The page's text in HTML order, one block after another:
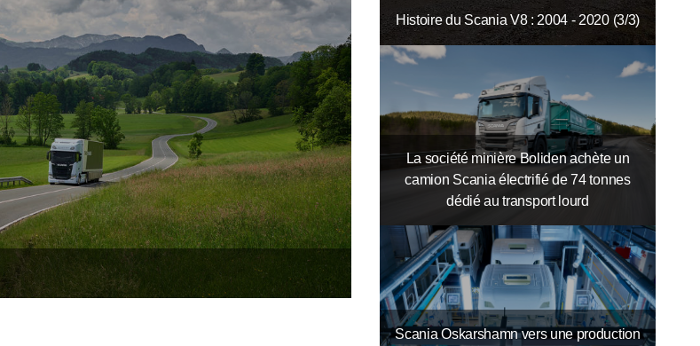
Histoire du Scania V8 : 2004 - 2020 (3/3)
La société minière Boliden achète un
camion Scania électrifié de 74 tonnes
dédié au transport lourd
Scania Oskarshamn vers une production